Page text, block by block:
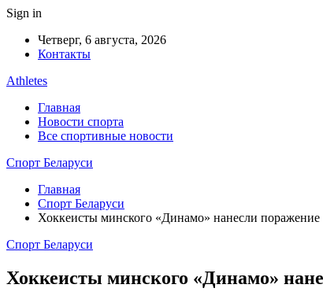
Sign in
Четверг, 6 августа, 2026
Контакты
Athletes
Главная
Новости спорта
Все спортивные новости
Спорт Беларуси
Главная
Спорт Беларуси
Хоккеисты минского «Динамо» нанесли поражение
Спорт Беларуси
Хоккеисты минского «Динамо»